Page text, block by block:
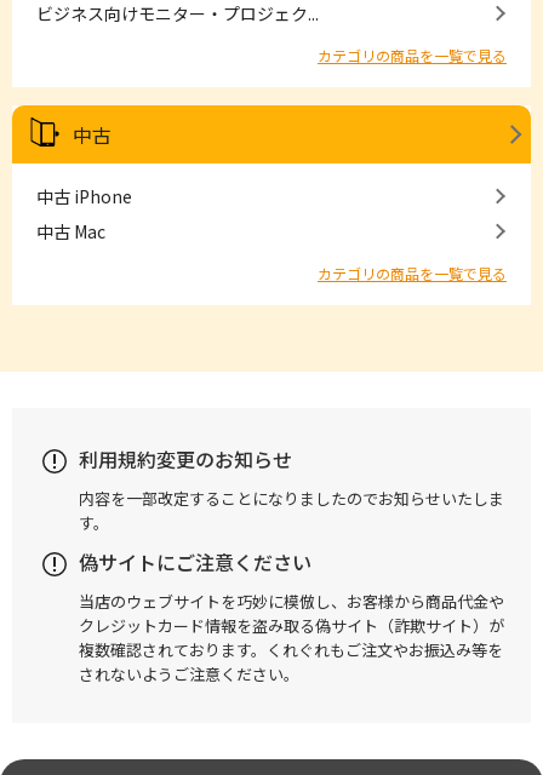
ビジネス向けモニター・プロジェク...
カテゴリの商品を一覧で見る
中古
中古 iPhone
中古 Mac
カテゴリの商品を一覧で見る
利用規約変更のお知らせ
内容を一部改定することになりましたのでお知らせいたしま
す。
偽サイトにご注意ください
当店のウェブサイトを巧妙に模倣し、お客様から商品代金や
クレジットカード情報を盗み取る偽サイト（詐欺サイト）が
複数確認されております。くれぐれもご注文やお振込み等を
されないようご注意ください。